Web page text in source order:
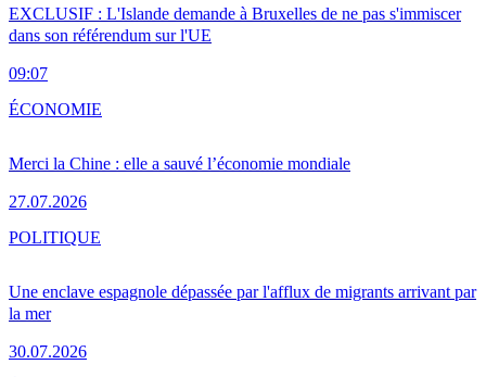
EXCLUSIF : L'Islande demande à Bruxelles de ne pas s'immiscer
dans son référendum sur l'UE
09:07
Merci la Chine : elle a sauvé l’économie mondiale
27.07.2026
ÉCONOMIE
Une enclave espagnole dépassée par l'afflux de migrants arrivant par
la mer
30.07.2026
POLITIQUE